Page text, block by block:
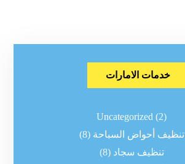
خدمات الامارات
Uncategorized (2)
تنظيف أحواض السباحة (8)
تنظيف سجاد (8)